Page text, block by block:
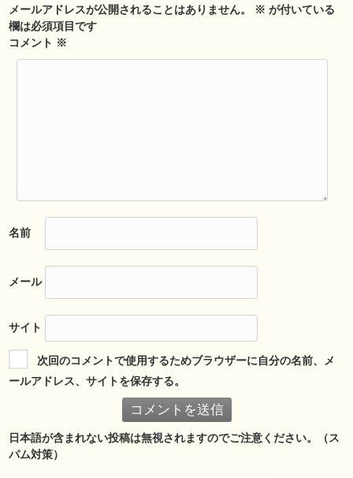
メールアドレスが公開されることはありません。
※ が付いている
欄は必須項目です
コメント ※
名前
メール
サイト
次回のコメントで使用するためブラウザーに自分の名前、メ
ールアドレス、サイトを保存する。
日本語が含まれない投稿は無視されますのでご注意ください。（ス
パム対策）